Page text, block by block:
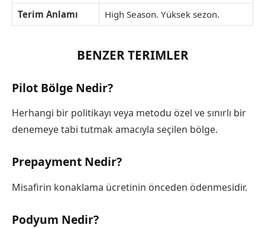
Terim Anlamı
High Season. Yüksek sezon.
BENZER TERIMLER
Pilot Bölge Nedir?
Herhangi bir politikayı veya metodu özel ve sınırlı bir
denemeye tabi tutmak amacıyla seçilen bölge.
Prepayment Nedir?
Misafirin konaklama ücretinin önceden ödenmesidir.
Podyum Nedir?